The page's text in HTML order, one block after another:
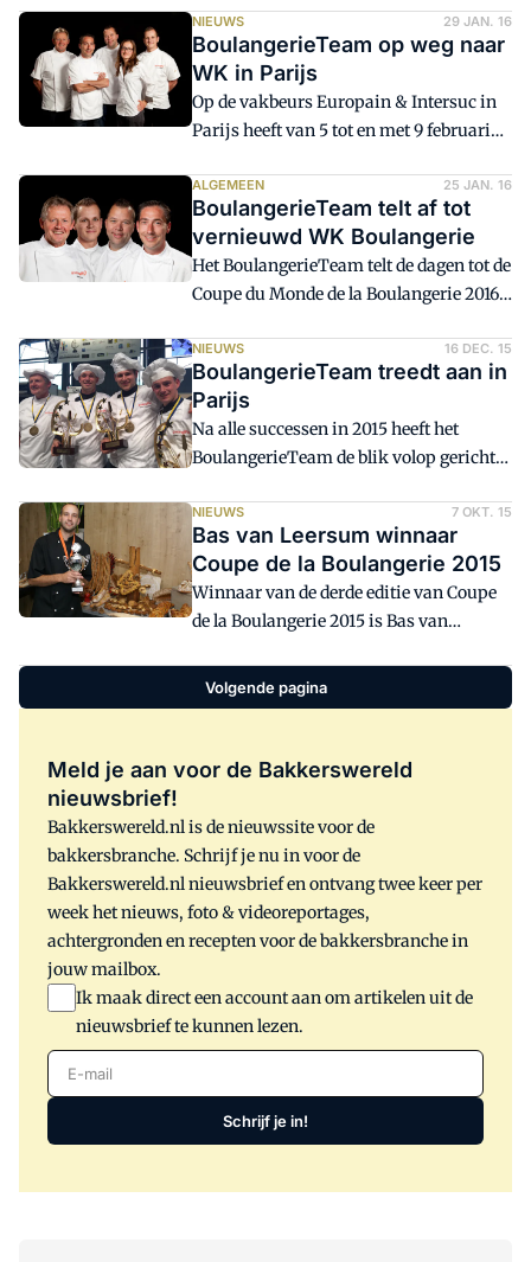
Korea ging er met de winst vandoor
tijdens het WK Boulangerie tijdens
Europain & Intersuc 2016 in Parijs.
Taiwan werd tweede en Frankrijk
eindigde op een derde plek.
NIEUWS 29 JAN. 16
BoulangerieTeam op weg naar
WK in Parijs
Op de vakbeurs Europain & Intersuc in
Parijs heeft van 5 tot en met 9 februari
het winnen van de Coupe Louis Lesaffre,
vorig jaar augustus, gaat het
BoulangerieTeam de strijd aan met elf
toonaangevende concurrenten op dit
WK.
ALGEMEEN 25 JAN. 16
BoulangerieTeam telt af tot
vernieuwd WK Boulangerie
Het BoulangerieTeam telt de dagen tot de
Coupe du Monde de la Boulangerie 2016
Nederlandse delegatie in actie tijdens het
WK Boulangerie tijdens Europain &
Intersuc 2016 in Parijs. De titelstrijd kent
dit jaar een vernieuwd programma
NIEUWS 16 DEC. 15
BoulangerieTeam treedt aan in
Parijs
Na alle successen in 2015 heeft het
BoulangerieTeam de blik volop gericht
het WK Boulangerie in Parijs. De
competitie vindt begin februari plaats
tijdens de Europain.
NIEUWS 7 OKT. 15
Bas van Leersum winnaar
Coupe de la Boulangerie 2015
Winnaar van de derde editie van Coupe
de la Boulangerie 2015 is Bas van
enthousiaste boulangers om deze titel
bij het NBC in Wageningen.
Volgende pagina
Meld je aan voor de Bakkerswereld
nieuwsbrief!
Bakkerswereld.nl is de nieuwssite voor de
bakkersbranche. Schrijf je nu in voor de
Bakkerswereld.nl nieuwsbrief en ontvang twee keer per
week het nieuws, foto & videoreportages,
achtergronden en recepten voor de bakkersbranche in
jouw mailbox.
Ik maak direct een account aan om artikelen uit de
nieuwsbrief te kunnen lezen.
E-mail
Schrijf je in!